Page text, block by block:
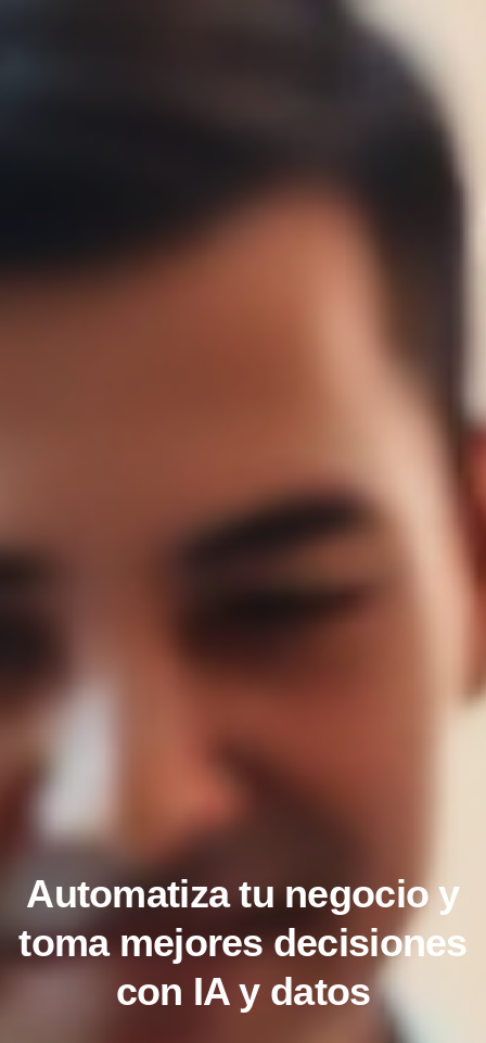
Automatiza tu negocio y
toma mejores decisiones
con IA y datos